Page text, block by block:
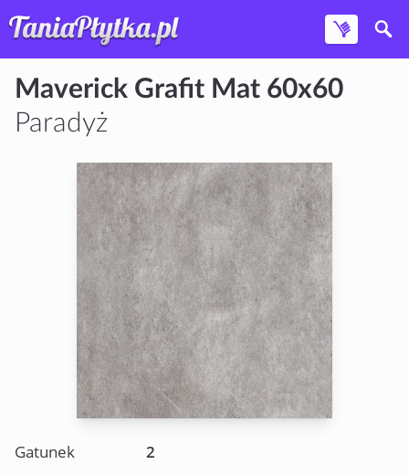
Maverick Grafit Mat 60x60
Paradyż
Gatunek
2